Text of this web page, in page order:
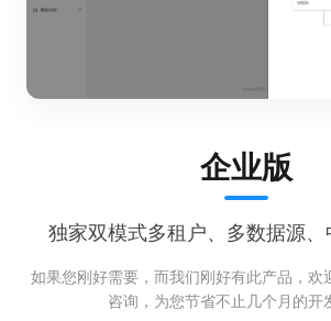
企业版
独家双模式多租户、多数据源
如果您刚好需要，而我们刚好有此产品，欢
咨询，为您节省不止几个月的开